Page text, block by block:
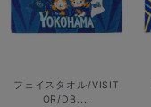
フェイスタオル/VISIT
OR/DB....